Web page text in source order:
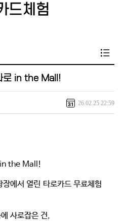
드체험
in the Mall!
26.02.25 22:59
the Mall!
장에서 열린 타로카드 무료체험
사로잡은 건,